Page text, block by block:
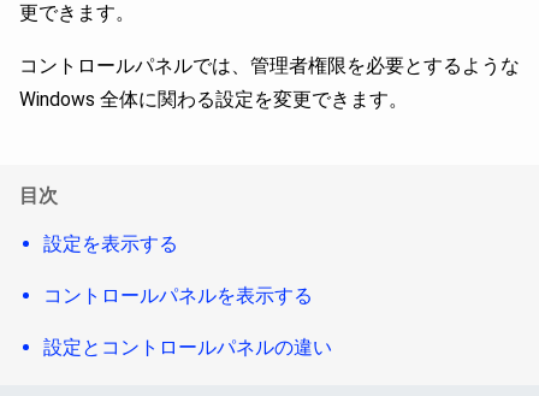
更できます。
コントロールパネルでは、管理者権限を必要とするような
Windows 全体に関わる設定を変更できます。
目次
設定を表示する
コントロールパネルを表示する
設定とコントロールパネルの違い